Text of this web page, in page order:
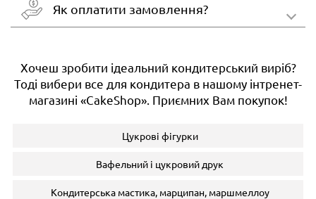
Як оплатити замовлення?
Хочеш зробити ідеальний кондитерський виріб?
Тоді вибери все для кондитера в нашому інтренет-
магазині «CakeShop». Приємних Вам покупок!
Цукрові фігурки
Вафельний і цукровий друк
Кондитерська мастика, марципан, маршмеллоу